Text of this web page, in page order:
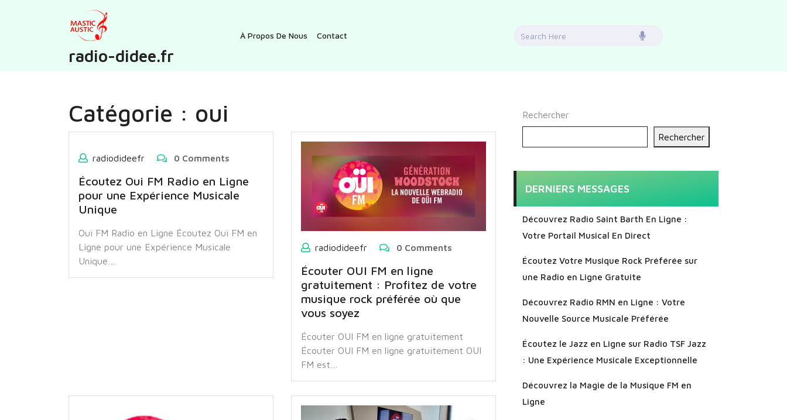
radio-didee.fr
À Propos De Nous Contact
Search
Catégorie : oui
radiodideefr 0 Comments
Écoutez Oui FM Radio en Ligne
pour une Expérience Musicale
Unique
Oui FM Radio en Ligne Écoutez Oui FM en
Ligne pour une Expérience Musicale
Unique…
radiodideefr 0 Comments
Écouter OUI FM en ligne
gratuitement : Profitez de votre
musique rock préférée où que
vous soyez
Écouter OUI FM en ligne gratuitement
Écouter OUI FM en ligne gratuitement OUI
FM est…
Rechercher
Rechercher
DERNIERS MESSAGES
Découvrez Radio Saint Barth En Ligne :
Votre Portail Musical En Direct
Écoutez Votre Musique Rock Préférée sur
une Radio en Ligne Gratuite
Découvrez Radio RMN en Ligne : Votre
Nouvelle Source Musicale Préférée
Écoutez le Jazz en Ligne sur Radio TSF Jazz
: Une Expérience Musicale Exceptionnelle
Découvrez la Magie de la Musique FM en
Ligne